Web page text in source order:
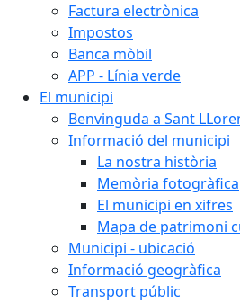
Factura electrònica
Impostos
Banca mòbil
APP - Línia verde
El municipi
Benvinguda a Sant
Informació del municipi
La nostra història
Memòria fotogràfica
El municipi en xifres
Mapa de patrimoni
Municipi - ubicació
Informació geogràfica
Transport públic